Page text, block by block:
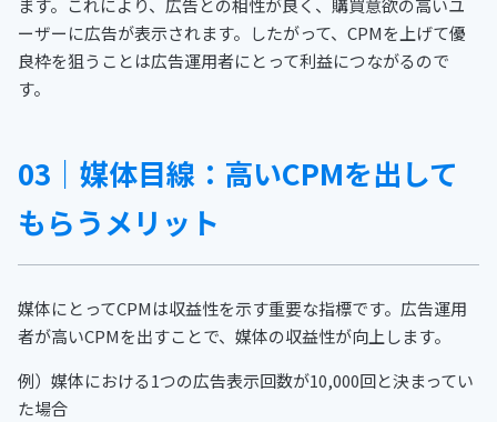
ます。これにより、広告との相性が良く、購買意欲の高いユ
ーザーに広告が表示されます。したがって、CPMを上げて優
良枠を狙うことは広告運用者にとって利益につながるので
す。
03｜媒体目線：高いCPMを出して
もらうメリット
媒体にとってCPMは収益性を示す重要な指標です。広告運用
者が高いCPMを出すことで、媒体の収益性が向上します。
例）媒体における1つの広告表示回数が10,000回と決まってい
た場合